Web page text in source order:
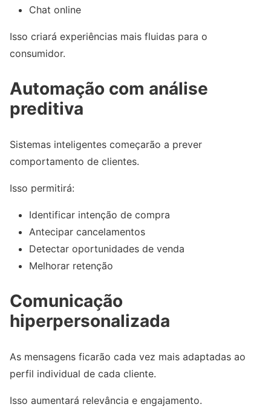
Chat online
Isso criará experiências mais fluidas para o
consumidor.
Automação com análise
preditiva
Sistemas inteligentes começarão a prever
comportamento de clientes.
Isso permitirá:
Identificar intenção de compra
Antecipar cancelamentos
Detectar oportunidades de venda
Melhorar retenção
Comunicação
hiperpersonalizada
As mensagens ficarão cada vez mais adaptadas ao
perfil individual de cada cliente.
Isso aumentará relevância e engajamento.